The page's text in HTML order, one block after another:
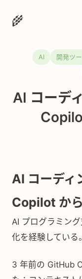
🌾
AI 開発ツ
AI コーデ
AI コーディ
Copilot か
AI プログラミン
化を経験している。
3 年前の GitHub